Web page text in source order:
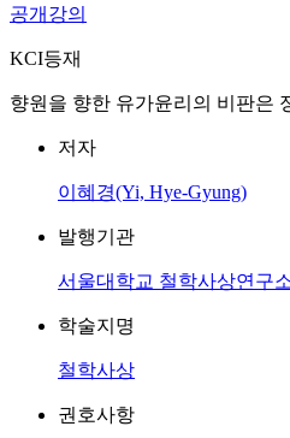
공개강의
KCI등재
향원을 향한 유가윤리의 비판은
저자
이혜경(Yi, Hye-Gyung)
발행기관
서울대학교 철학사상연구
학술지명
철학사상
권호사항